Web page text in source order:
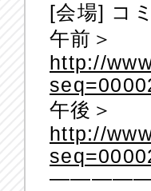
[会場] コ
午前＞
http://
午後＞
http://